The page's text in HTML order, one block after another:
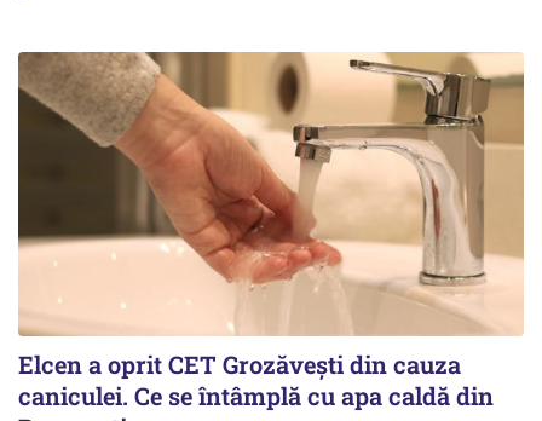
Elcen a oprit CET Grozăvești din cauza
caniculei. Ce se întâmplă cu apa caldă din